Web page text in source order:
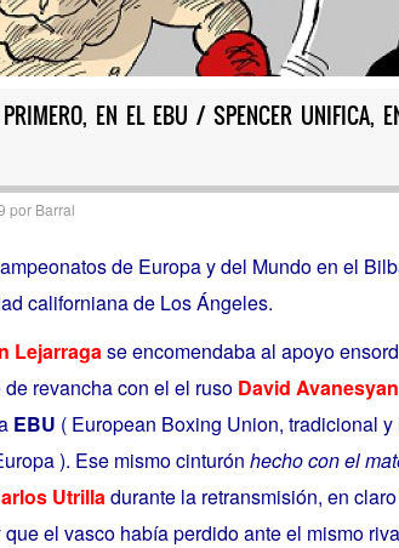
PRIMERO, EN EL EBU / SPENCER UNIFICA,
por Barral
de Europa y del Mundo en el
californiana de Los Ángeles.
Lejarragase encomendaba al apoyo
revancha con el el ruso David Avanesyan
EBU ( European Boxing Union, tradicional
). Ese mismo cinturón hecho con el
Utrilladurante la retransmisión, en
el vasco había perdido ante el mismo